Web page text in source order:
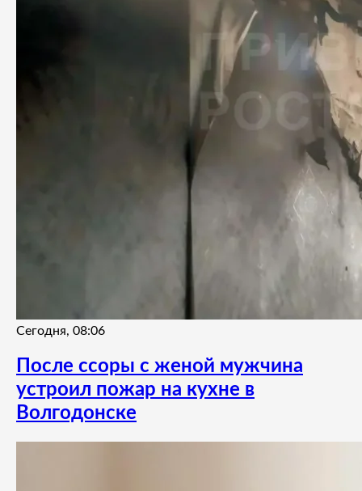
Сегодня, 08:06
После ссоры с женой мужчина
устроил пожар на кухне в
Волгодонске